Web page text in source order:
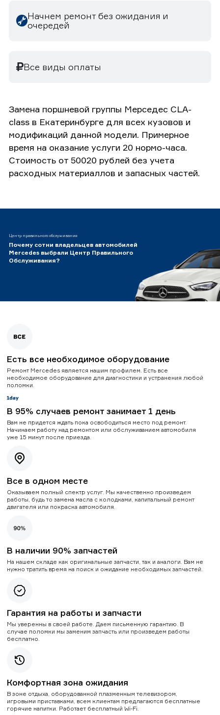
Начнем ремонт без ожидания и
очередей
Все виды оплаты
Замена поршневой группы Мерседес CLA-
class в Екатеринбурге для всех кузовов и
модификаций данной модели. Примерное
время на оказание услуги 20 нормо-часа.
Стоимость от 50020 рублей без учета
расходных материаллов и запасных частей.
Центр правильного обслуживания
Почему сотни владельцев автомобилей
Mercedes выбрали Центр Правильного
Обслуживания?
Есть все необходимое оборудование
Ремонт Mercedes является нашим профилем. Есть все
необходимое оборудование для диагностики и устранения любой
поломки.
В 95% случаев ремонт занимает 1 день
Вам не придется ждать пока освободиться место под ремонт.
Начинаем работу над ремонтом или обслуживанием автомобиля
уже 15 минут после приезда.
Все в одном месте
Оказываем полный спектр услуг. Мы качественно произведем
работы, будь то замена масла с колодками, капитальный ремонт
двигателя или покраска автомобиля.
В наличии 90% запчастей
На нашем складе как оригинальные запчасти, так и аналоги. Вам не
нужно тратить время на поиск и ожидание необходимых запчастей.
Гарантия на работы и запчасти
Мы уверенны в своей работе. Даем письменную гарантию. В
случае поломки мы заменим запчасть или произведем работы
бесплатно.
Комфортная зона ожидания
В зоне отдыха, оборудованной плазменным телевизором,
игровыми приставками, всем клиентам предлагаются бесплатные
горячие напитки. Работает бесплатный Wi-Fi.